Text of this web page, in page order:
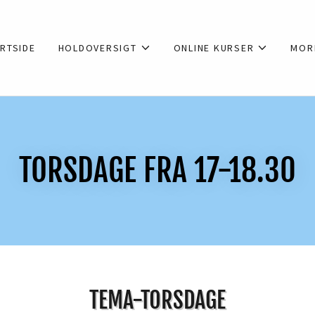
HOLDOVERSIGT ONLINE KURSER
TORSDAGE FRA 17-18.30
TEMA-TORSDAGE